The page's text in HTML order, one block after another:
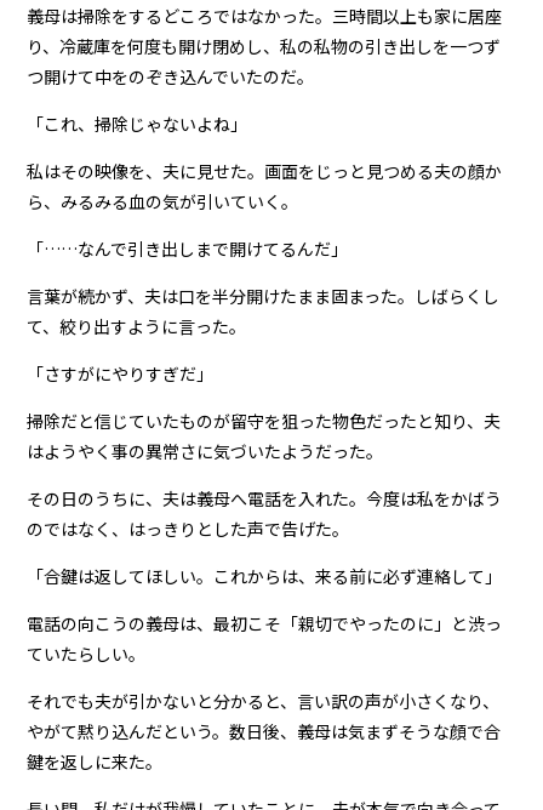
義母は掃除をするどころではなかった。三時間以上も家に居座
り、冷蔵庫を何度も開け閉めし、私の私物の引き出しを一つず
つ開けて中をのぞき込んでいたのだ。
「これ、掃除じゃないよね」
私はその映像を、夫に見せた。画面をじっと見つめる夫の顔か
ら、みるみる血の気が引いていく。
「……なんで引き出しまで開けてるんだ」
言葉が続かず、夫は口を半分開けたまま固まった。しばらくし
て、絞り出すように言った。
「さすがにやりすぎだ」
掃除だと信じていたものが留守を狙った物色だったと知り、夫
はようやく事の異常さに気づいたようだった。
その日のうちに、夫は義母へ電話を入れた。今度は私をかばう
のではなく、はっきりとした声で告げた。
「合鍵は返してほしい。これからは、来る前に必ず連絡して」
電話の向こうの義母は、最初こそ「親切でやったのに」と渋っ
ていたらしい。
それでも夫が引かないと分かると、言い訳の声が小さくなり、
やがて黙り込んだという。数日後、義母は気まずそうな顔で合
鍵を返しに来た。